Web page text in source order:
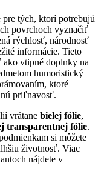
pre tých, ktorí potrebujú
povrchoch vyznačiť
rýchlosť, národnosť
informácie. Tieto
vtipné doplnky na
humoristický
ktoré
priľnavosť.
vrátane bielej fólie,
transparentnej fólie.
si môžete
životnosť. Viac
nájdete v